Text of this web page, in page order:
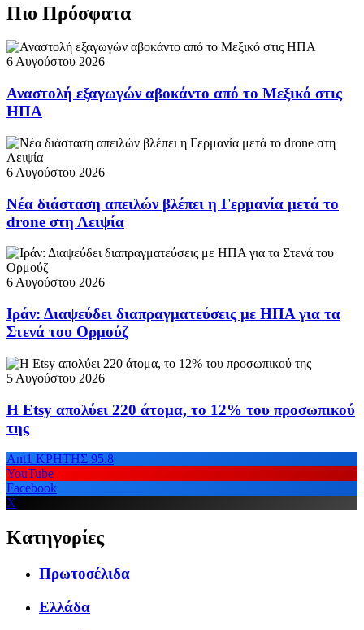
Πιο Πρόσφατα
6 Αυγούστου 2026
Αναστολή εξαγωγών αβοκάντο από το Μεξικό στις
ΗΠΑ
6 Αυγούστου 2026
Νέα διάσταση απειλών βλέπει η Γερμανία μετά το
drone στη Λειψία
6 Αυγούστου 2026
Ιράν: Διαψεύδει διαπραγματεύσεις με ΗΠΑ για τα
Στενά του Ορμούζ
5 Αυγούστου 2026
Η Etsy απολύει 220 άτομα, το 12% του προσωπικού
της
Ant1 ΚΡΗΤΗΣ 95.8
YouTube
Facebook
X
Κατηγορίες
Πρωτοσέλιδα
Ελλάδα